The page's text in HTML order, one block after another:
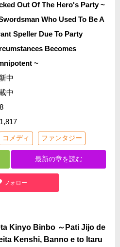
Out Of The Hero's Party ~
Who Used To Be A
Speller Due To Party
Becomes
~
中
中
コメディ ファンタジー
最新の章を読む
フォロー
Kinyo Binbo ～Pati Jijo de
Kenshi, Banno e to Itaru